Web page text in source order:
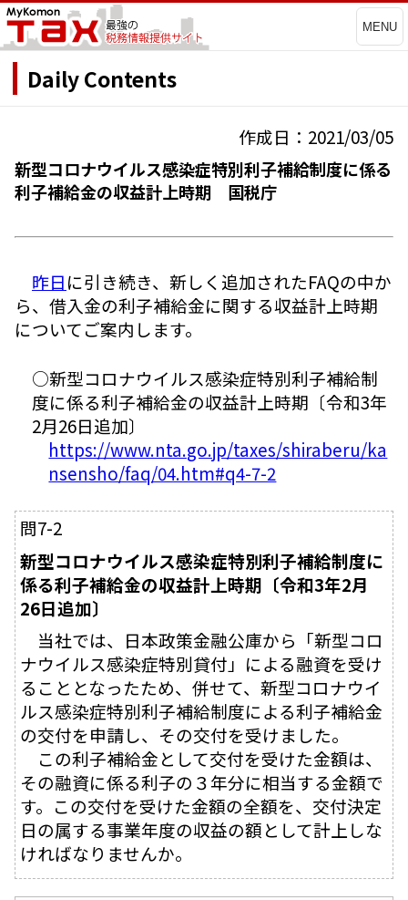
MENU
Daily Contents
作成日：2021/03/05
新型コロナウイルス感染症特別利子補給制度に係る
利子補給金の収益計上時期 国税庁
昨日に引き続き、新しく追加されたFAQの中か
ら、借入金の利子補給金に関する収益計上時期
についてご案内します。
○新型コロナウイルス感染症特別利子補給制
度に係る利子補給金の収益計上時期〔令和3年
2月26日追加〕
https://www.nta.go.jp/taxes/shiraberu/ka
nsensho/faq/04.htm#q4-7-2
問7-2
新型コロナウイルス感染症特別利子補給制度に
係る利子補給金の収益計上時期〔令和3年2月
26日追加〕
当社では、日本政策金融公庫から「新型コロ
ナウイルス感染症特別貸付」による融資を受け
ることとなったため、併せて、新型コロナウイ
ルス感染症特別利子補給制度による利子補給金
の交付を申請し、その交付を受けました。
この利子補給金として交付を受けた金額は、
その融資に係る利子の３年分に相当する金額で
す。この交付を受けた金額の全額を、交付決定
日の属する事業年度の収益の額として計上しな
ければなりませんか。